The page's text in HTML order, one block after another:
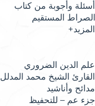
أسئلة وأجوبة من كتاب
الصراط المستقيم
المزيد+
علم الدين الضروري
القارئ الشيخ محمد المدلل
مدائح وأناشيد
جزء عم – للتحفيظ